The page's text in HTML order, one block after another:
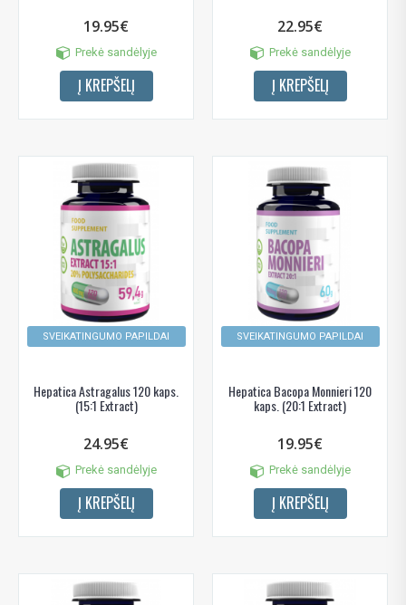
19.95€
Prekė sandėlyje
Į KREPŠELĮ
22.95€
Prekė sandėlyje
Į KREPŠELĮ
SVEIKATINGUMO PAPILDAI
Hepatica Astragalus 120 kaps.
(15:1 Extract)
24.95€
Prekė sandėlyje
Į KREPŠELĮ
SVEIKATINGUMO PAPILDAI
Hepatica Bacopa Monnieri 120
kaps. (20:1 Extract)
19.95€
Prekė sandėlyje
Į KREPŠELĮ